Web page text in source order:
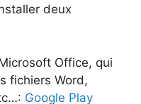
deux
Office, qui
fichiers Word,
Google Play